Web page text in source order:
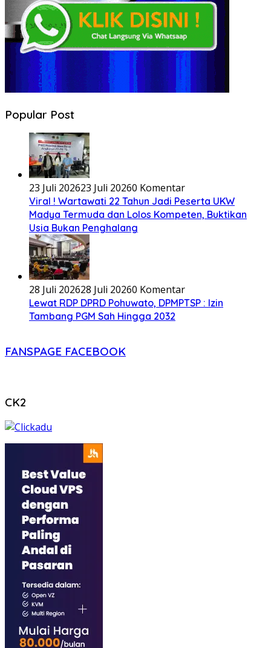
Popular Post
23 Juli 202623 Juli 20260 Komentar
Viral ! Wartawati 22 Tahun Jadi Peserta UKW
Madya Termuda dan Lolos Kompeten, Buktikan
Usia Bukan Penghalang
28 Juli 202628 Juli 20260 Komentar
Lewat RDP DPRD Pohuwato, DPMPTSP : Izin
Tambang PGM Sah Hingga 2032
FANSPAGE FACEBOOK
CK2